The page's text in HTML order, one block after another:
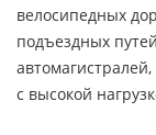
велосипедных
подъездных
с высокой